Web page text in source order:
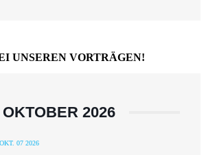
UNSEREN VORTRÄGEN!
OKTOBER 2026
OKT. 07 2026